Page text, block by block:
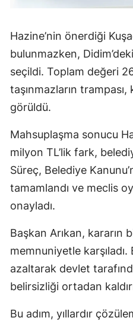
Hazine’nin önerdiği
bulunmazken,
seçildi. Toplam değeri
taşınmazların
görüldü.
Mahsuplaşma sonucu
milyon TL’lik fark,
Süreç, Belediye
tamamlandı ve meclis
onayladı.
Başkan Arıkan, kararın
memnuniyetle
azaltarak devlet
belirsizliği ortadan
Bu adım, yıllardır